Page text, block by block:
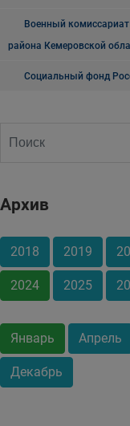
Военный
района Кемеровской
Социальный фонд
Архив
2018 2019
2024 2025
Январь Апрель
Декабрь